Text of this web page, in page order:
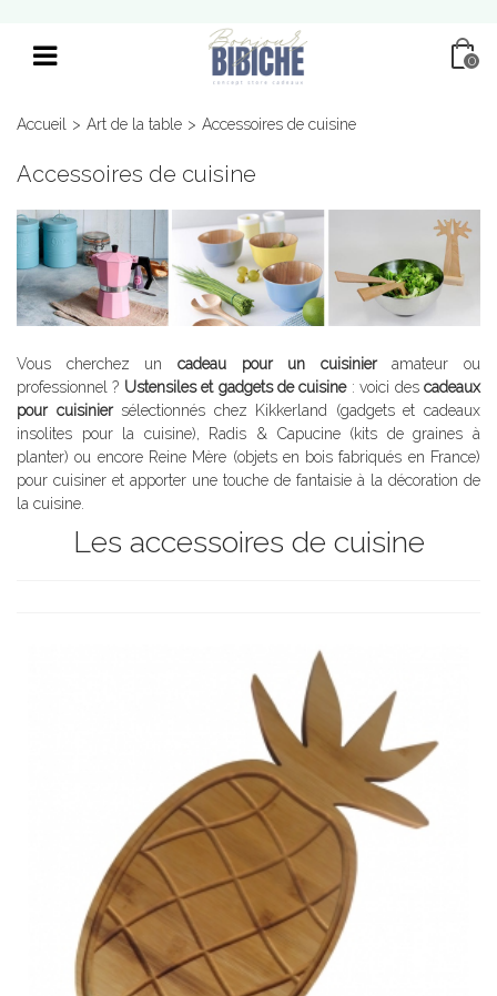
0
Accueil > Art de la table > Accessoires de cuisine
Accessoires de cuisine
Vous cherchez un cadeau pour un cuisinieramateur ou
professionnel ? Ustensiles et gadgets de cuisine: voici descadeaux
pour cuisiniersélectionnés chez Kikkerland (gadgets et cadeaux
insolites pour la cuisine), Radis & Capucine (kits de graines à
planter) ou encore Reine Mère (objets en bois fabriqués en France)
pour cuisiner et apporter une touche de fantaisie à la décoration de
la cuisine.
Les accessoires de cuisine